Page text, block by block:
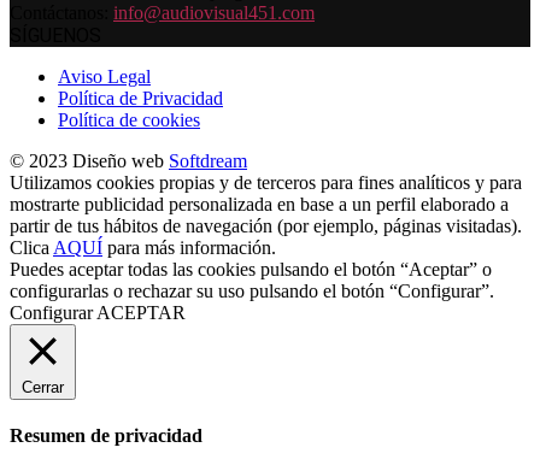
info@audiovisual451.com
Aviso Legal
Política de Privacidad
Política de cookies
© 2023 Diseño web Softdream
Utilizamos cookies propias y de terceros para fines analíticos y para
mostrarte publicidad personalizada en base a un perfil elaborado a
partir de tus hábitos de navegación (por ejemplo, páginas visitadas).
Clica AQUÍ para más información.
Puedes aceptar todas las cookies pulsando el botón “Aceptar” o
configurarlas o rechazar su uso pulsando el botón “Configurar”.
Configurar ACEPTAR
Cerrar
Resumen de privacidad